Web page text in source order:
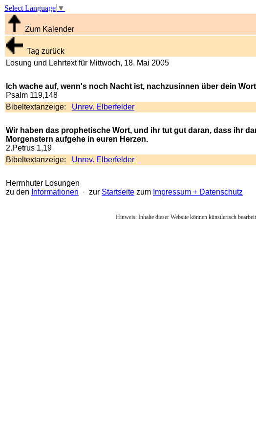
Select Language ▼
Zum Kalender
Tag zurück
Losung und Lehrtext für Mittwoch, 18. Mai 2005
Ich wache auf, wenn's noch Nacht ist, nachzusinnen über dein
Psalm 119,148
Bibeltextanzeige: Unrev. Elberfelder
Wir haben das prophetische Wort, und ihr tut gut daran, dass ihr
Morgenstern aufgehe in euren Herzen.
2.Petrus 1,19
Bibeltextanzeige: Unrev. Elberfelder
Herrnhuter Losungen
zu den Informationen · zur Startseite zum Impressum + Datenschutz
Hinweis: Inhalte dieser Website können künstlerisch